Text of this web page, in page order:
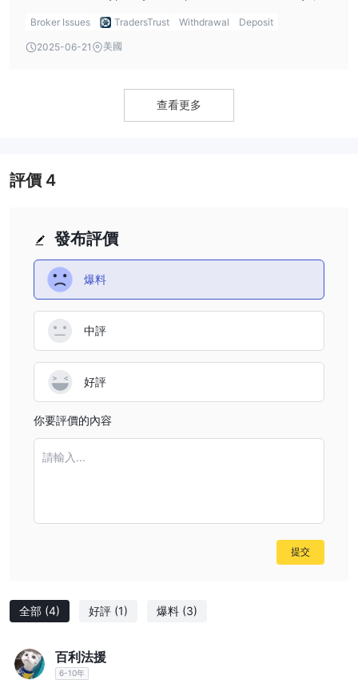
while card and e-wallet transactions may be faster.
should verify withdrawal timelines directly with Traders
Broker Issues TradersTrust Withdrawal Deposit
2025-06-21 美國
查看更多
全部 (4) 好評 (1) 爆料 (3)
百利法援
6-10年
發布評價
爆料
中評
好評
你要評價的內容
請輸入...
提交
評價 4